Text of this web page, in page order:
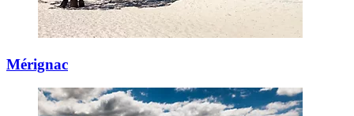
Mérignac